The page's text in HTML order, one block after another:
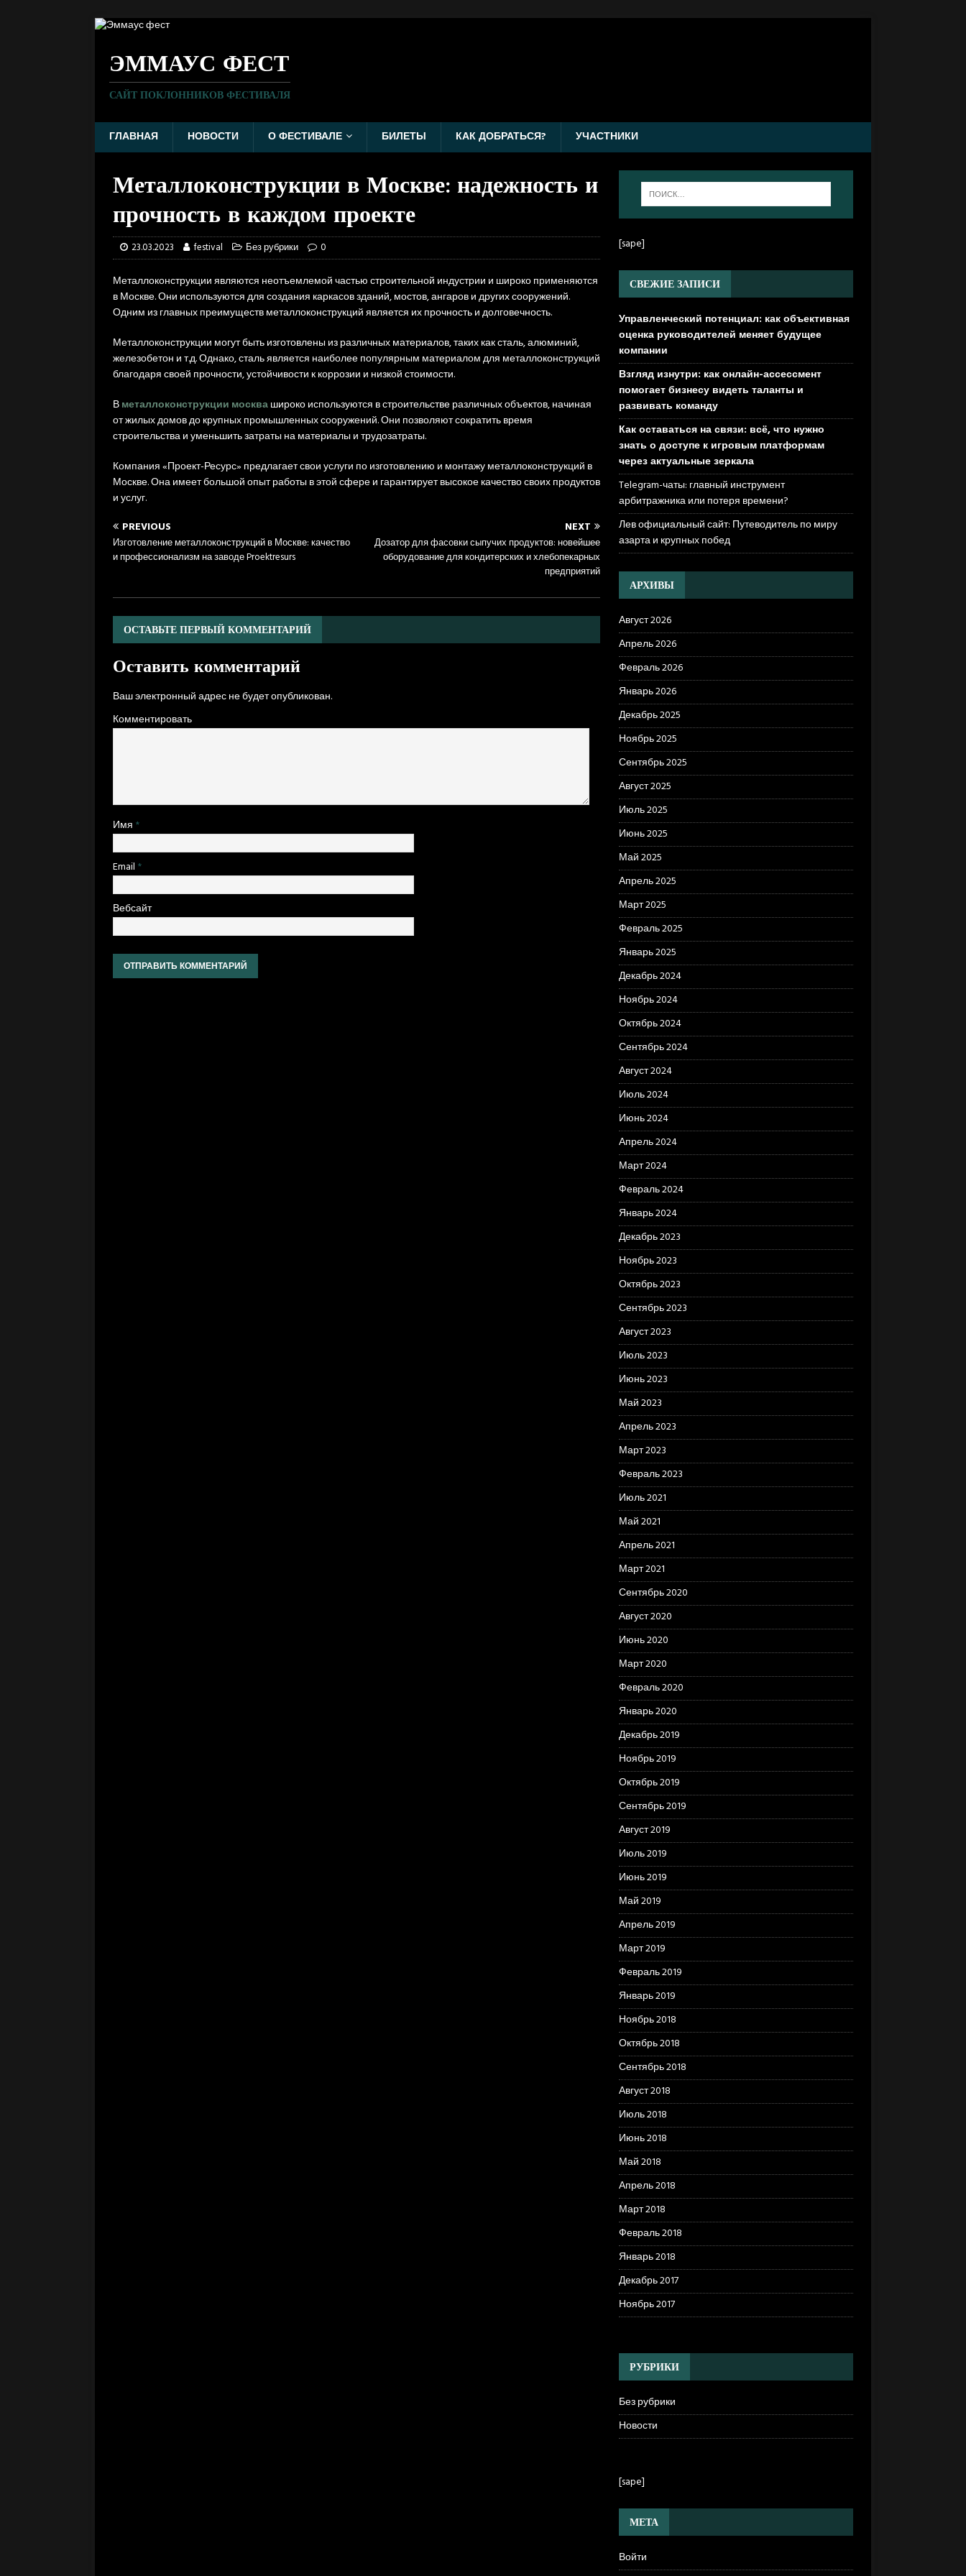
ЭММАУС ФЕСТ
САЙТ ПОКЛОННИКОВ ФЕСТИВАЛЯ
ГЛАВНАЯ НОВОСТИ О ФЕСТИВАЛЕ БИЛЕТЫ КАК ДОБРАТЬСЯ? УЧАСТНИКИ
Металлоконструкции в Москве: надежность и
прочность в каждом проекте
23.03.2023 festival Без рубрики 0
Металлоконструкции являются неотъемлемой частью строительной индустрии и широко применяются
в Москве. Они используются для создания каркасов зданий, мостов, ангаров и других сооружений.
Одним из главных преимуществ металлоконструкций является их прочность и долговечность.
Металлоконструкции могут быть изготовлены из различных материалов, таких как сталь, алюминий,
железобетон и т.д. Однако, сталь является наиболее популярным материалом для металлоконструкций
благодаря своей прочности, устойчивости к коррозии и низкой стоимости.
Вметаллоконструкции москвашироко используются в строительстве различных объектов, начиная
от жилых домов до крупных промышленных сооружений. Они позволяют сократить время
строительства и уменьшить затраты на материалы и трудозатраты.
Компания «Проект-Ресурс» предлагает свои услуги по изготовлению и монтажу металлоконструкций в
Москве. Она имеет большой опыт работы в этой сфере и гарантирует высокое качество своих продуктов
и услуг.
PREVIOUS
Изготовление металлоконструкций в Москве: качество
и профессионализм на заводе Proektresurs
NEXT
Дозатор для фасовки сыпучих продуктов: новейшее
оборудование для кондитерских и хлебопекарных
предприятий
ОСТАВЬТЕ ПЕРВЫЙ КОММЕНТАРИЙ
Оставить комментарий
Ваш электронный адрес не будет опубликован.
Комментировать
Имя *
Email *
Вебсайт
[sape]
СВЕЖИЕ ЗАПИСИ
Управленческий потенциал: как объективная
оценка руководителей меняет будущее
компании
Взгляд изнутри: как онлайн-ассессмент
помогает бизнесу видеть таланты и
развивать команду
Как оставаться на связи: всё, что нужно
знать о доступе к игровым платформам
через актуальные зеркала
Telegram-чаты: главный инструмент
арбитражника или потеря времени?
Лев официальный сайт: Путеводитель по миру
азарта и крупных побед
АРХИВЫ
Август 2026
Апрель 2026
Февраль 2026
Январь 2026
Декабрь 2025
Ноябрь 2025
Сентябрь 2025
Август 2025
Июль 2025
Июнь 2025
Май 2025
Апрель 2025
Март 2025
Февраль 2025
Январь 2025
Декабрь 2024
Ноябрь 2024
Октябрь 2024
Сентябрь 2024
Август 2024
Июль 2024
Июнь 2024
Апрель 2024
Март 2024
Февраль 2024
Январь 2024
Декабрь 2023
Ноябрь 2023
Октябрь 2023
Сентябрь 2023
Август 2023
Июль 2023
Июнь 2023
Май 2023
Апрель 2023
Март 2023
Февраль 2023
Июль 2021
Май 2021
Апрель 2021
Март 2021
Сентябрь 2020
Август 2020
Июнь 2020
Март 2020
Февраль 2020
Январь 2020
Декабрь 2019
Ноябрь 2019
Октябрь 2019
Сентябрь 2019
Август 2019
Июль 2019
Июнь 2019
Май 2019
Апрель 2019
Март 2019
Февраль 2019
Январь 2019
Ноябрь 2018
Октябрь 2018
Сентябрь 2018
Август 2018
Июль 2018
Июнь 2018
Май 2018
Апрель 2018
Март 2018
Февраль 2018
Январь 2018
Декабрь 2017
Ноябрь 2017
РУБРИКИ
Без рубрики
Новости
[sape]
МЕТА
Войти